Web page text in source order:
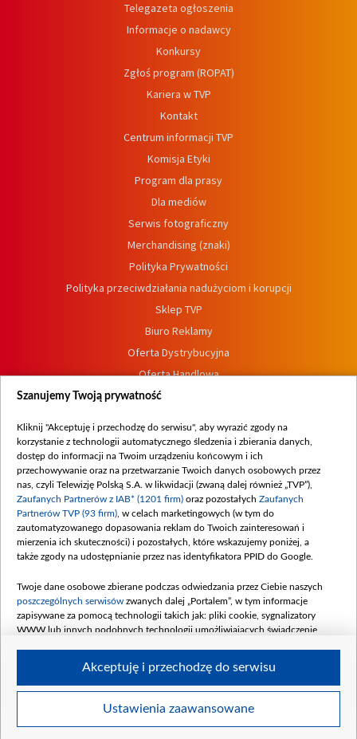
Telegazeta ogłoszenia
Informacje o nadawcy
Konkursy
Zgłoś program (ROPAT)
Kariera w TVP
Kontakt
Centrum informacji TVP
Komisja Etyki
Program dla prasy
Dla mediów
Serwis fotograficzny
Merchandising (znaki)
Polityka Prywatności
Polityka przeciwdziałania nadużyciom i korupcji
Sklep TVP
Biuro Reklamy
Oferta Dystrybucyjna
Oferta Handlowa
Dostępność
Procedura zgłoszeń wewnętrznych
© 2026 Telewizja Polska S. A. w likwidacji
Szanujemy Twoją prywatność
Kliknij "Akceptuję i przechodzę do serwisu", aby wyrazić zgody na
korzystanie z technologii automatycznego śledzenia i zbierania danych,
dostęp do informacji na Twoim urządzeniu końcowym i ich
przechowywanie oraz na przetwarzanie Twoich danych osobowych przez
nas, czyli Telewizję Polską S.A. w likwidacji (zwaną dalej również „TVP”),
Zaufanych Partnerów z IAB* (1201 firm) oraz pozostałych Zaufanych
Partnerów TVP (93 firm) , w celach marketingowych (w tym do
zautomatyzowanego dopasowania reklam do Twoich zainteresowań i
mierzenia ich skuteczności) i pozostałych, które wskazujemy poniżej, a
także zgody na udostępnianie przez nas identyfikatora PPID do Google.
Twoje dane osobowe zbierane podczas odwiedzania przez Ciebie naszych
poszczególnych serwisów zwanych dalej „Portalem”, w tym informacje
zapisywane za pomocą technologii takich jak: pliki cookie, sygnalizatory
WWW lub innych podobnych technologii umożliwiających świadczenie
Twoje dane osobowe zbierane podczas odwiedzania przez Ciebie
Ustawienia zaawansowane
Akceptuję i przechodzę do serwisu